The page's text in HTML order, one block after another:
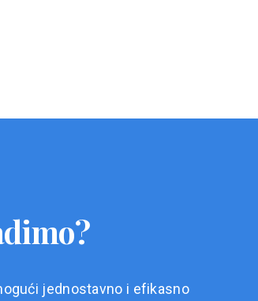
jednostavno i efikasno